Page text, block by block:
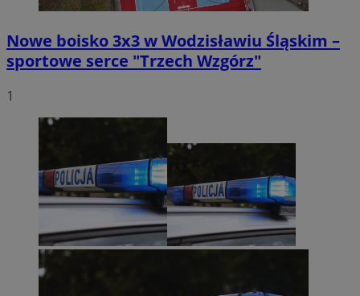
Nowe boisko 3x3 w Wodzisławiu Śląskim –
sportowe serce "Trzech Wzgórz"
1